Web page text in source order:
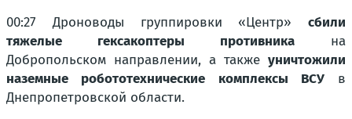
00:27 Дроноводы группировки «Центр» сбили
тяжелые гексакоптеры противника на
Добропольском направлении, а также уничтожили
наземные робототехнические комплексы ВСУв
Днепропетровской области.